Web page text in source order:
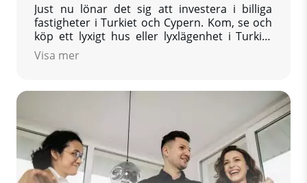
Just nu lönar det sig att investera i billiga
fastigheter i Turkiet och Cypern. Kom, se och
köp ett lyxigt hus eller lyxlägenhet i Turkiet
och investera ditt kapital och pengar
utomlands. Uppnå hög avkastning på
inkomst från att hyra fastigheter vid
Visa mer